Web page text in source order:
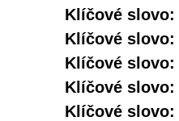
Klíčové slovo:
Klíčové slovo:
Klíčové slovo:
Klíčové slovo:
Klíčové slovo: